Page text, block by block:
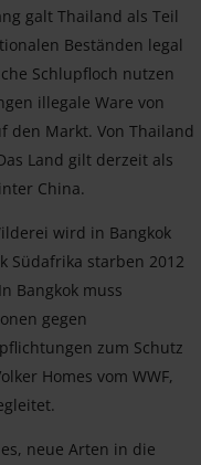
galt Thailand als Teil
Beständen legal
Schlupfloch nutzen
illegale Ware von
den Markt. Von Thailand
Land gilt derzeit als
China.
wird in Bangkok
Südafrika starben 2012
Bangkok muss
gegen
zum Schutz
Homes vom WWF,
neue Arten in die